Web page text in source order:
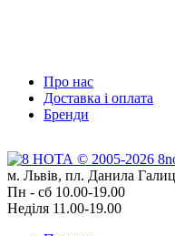
Про нас
Доставка і оплата
Бренди
м. Львів, пл. Данила
Пн - сб 10.00-19.00
Неділя 11.00-19.00